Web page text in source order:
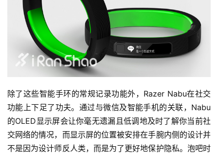
除了这些智能手环的常规记录功能外，Razer Nabu在社交
功能上下足了功夫。通过与微信及智能手机的关联，Nabu
的OLED显示屏会让你毫无遗漏且低调地及时了解你当前社
交网络的情况，而显示屏的位置被安排在手腕内侧的设计并
不是因为设计师反人类，而是为了更好地保护隐私。泡吧时